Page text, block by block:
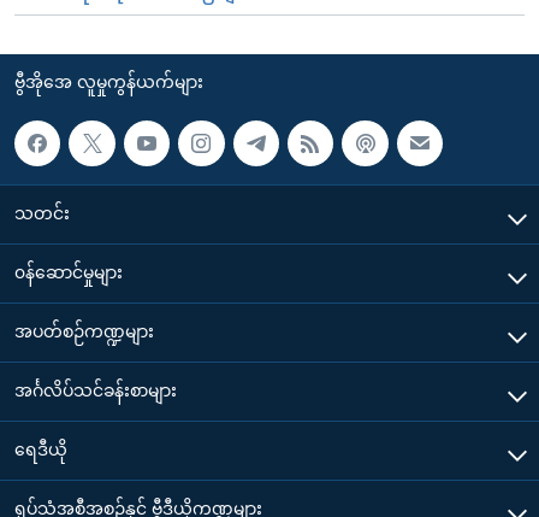
ဗွီအိုအေ လူမှုကွန်ယက်များ
သတင်း
၀န်ဆောင်မှုများ
အပတ်စဉ်ကဏ္ဍများ
အင်္ဂလိပ်သင်ခန်းစာများ
ရေဒီယို
ရုပ်သံအစီအစဉ်နှင့် ဗွီဒီယိုကဏ္ဍများ